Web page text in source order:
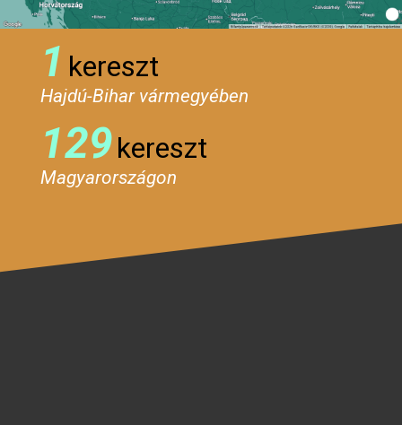
1 kereszt
Hajdú-Bihar vármegyében
129kereszt
Magyarországon